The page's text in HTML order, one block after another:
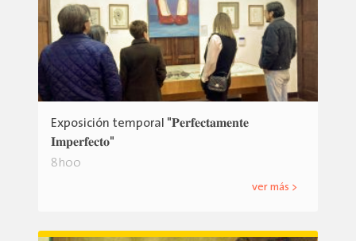
Exposición temporal "𝐏𝐞𝐫𝐟𝐞𝐜𝐭𝐚𝐦𝐞𝐧𝐭𝐞
𝐈𝐦𝐩𝐞𝐫𝐟𝐞𝐜𝐭𝐨"
8h00
ver más >